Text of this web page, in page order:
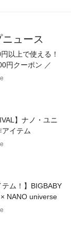
ュ
コーデも素敵
ーデも◎
トナロースカー
と白物・淡色物
、長時間の浸漬
干してくださ
ュース
以上で使える！
円クーポン ／
】ナノ・ユニ
イテム
テム！】BIGBABY
NANO universe